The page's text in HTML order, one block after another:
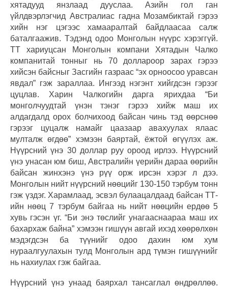
хятадууд янзлаад дууслаа. Азийн гол ган
үйлдвэрлэгчид Австралиас гадна Мозамбиктай гэрээ
хийн нэг цэгээс хамааралтай байдлаасаа салж
баталгаажив. Тэдэнд одоо Монголын нүүрс хэрэггүй.
ТТ хариуцсан Монголын компани Хятадын Чалко
компанитай тонныг нь 70 доллароор зарах гэрээ
хийсэн байсныг Засгийн газраас “эх орноосоо уравсан
явдал” гэж зараллаа. Ингээд нэгэнт хийгдсэн гэрээг
цуцлав. Харин Чалкогийн дарга ярихдаа “Би
монголчуудтай үнэн тэнэг гэрээ хийж маш их
алдагдалд орох болчихоод байсан чинь тэд өөрснөө
гэрээг цуцалж намайг цаазаар авахуулах ялаас
мулталж өгдөө” хэмээн баяртай, ёжтой өгүүлэх аж.
Нүүрсний үнэ 30 доллар руу ороод ирлээ. Нүүрсний
үнэ унасан юм биш, Австралийн үерийн дараа өөрийн
байсан жинхэнэ үнэ рүү орж ирсэн хэрэг л дээ.
Монголын нийт нүүрсний нөөцийг 130-150 тэрбум тонн
гэж үздэг. Харамлаад, эсвэл булаацалдаад байсан ТТ-
ийн нөөц 7 тэрбум байгаа нь нийт нөөцийн ердөө 5
хувь гэсэн үг. “Би энэ төслийг унагааснаараа маш их
бахархаж байна” хэмээн гишүүн авгай ихэд хөөрөлхөн
мэдэгдсэн ба түүнийг одоо дахин юм хум
нураалгуулахын тулд Монголын ард түмэн гишүүнийг
нь нахиулах гэж байгаа.
Нүүрсний үнэ унаад баярхал тансаглал өндрөллөө.